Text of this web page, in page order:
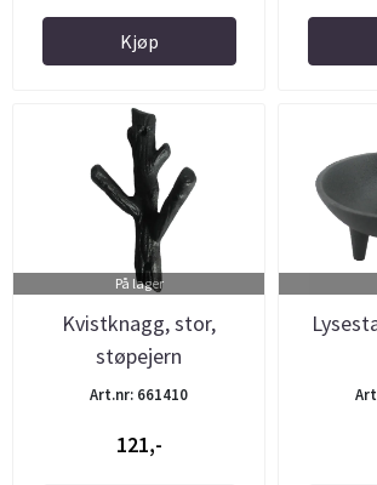
Kjøp
På lager
Kvistknagg, stor,
støpejern
Art.nr: 661410
121,-